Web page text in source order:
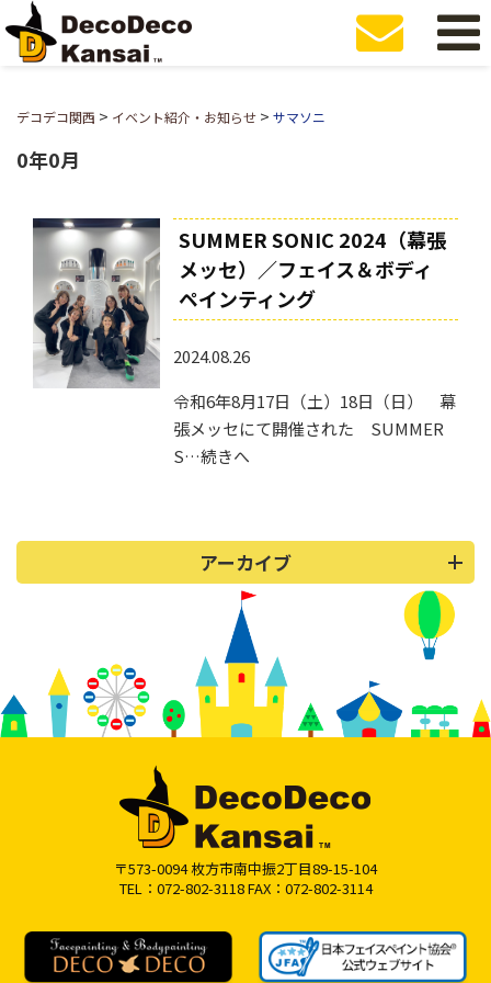
デコデコ関西 > イベント紹介・お知らせ > サマソニ
0年0月
SUMMER SONIC 2024（幕張
メッセ）／フェイス＆ボディ
ペインティング
2024.08.26
令和6年8月17日（土）18日（日） 幕
張メッセにて開催された SUMMER
S…続きへ
アーカイブ
〒573-0094 枚方市南中振2丁目89-15-104
TEL：072-802-3118 FAX：072-802-3114